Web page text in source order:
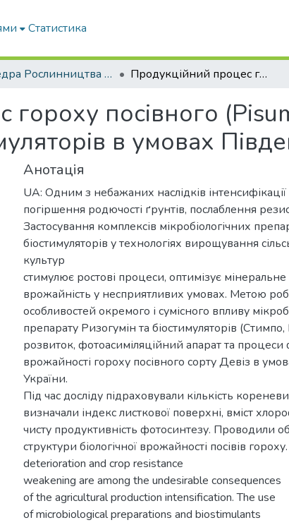
Статистика
Кафедра Рослинництва та садівництва ім. професора В.В. Калитки Продукційний процес гороху посівного (Pisum sativum L.) за дії Ризогуміну та біостимуляторів в умовах Південного Степу України
посівного
в умовах
Анотація
UA: Одним з небажаних наслідків
погіршення родючості ґрунтів, послаблення
Застосування комплексів мікробіологічних
біостимуляторів у технологіях вирощування
культур
стимулює ростові процеси, оптимізує
врожайність у несприятливих умовах. Метою
особливостей окремого і сумісного впливу
препарату Ризогумін та біостимуляторів (Стимпо,
розвиток, фотоасиміляційний апарат та
врожайності гороху посівного сорту Девіз в
України.
Під час досліду підраховували кількість
визначали індекс листкової поверхні, вміст
чисту продуктивність фотосинтезу. Проводили
структури біологічної врожайності посівів
deterioration and crop resistance
weakening are among the undesirable consequences
of the agricultural production intensification. The use
of microbiological preparations and biostimulants